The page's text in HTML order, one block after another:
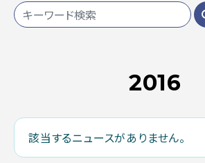
2016
該当するニュースがありません。